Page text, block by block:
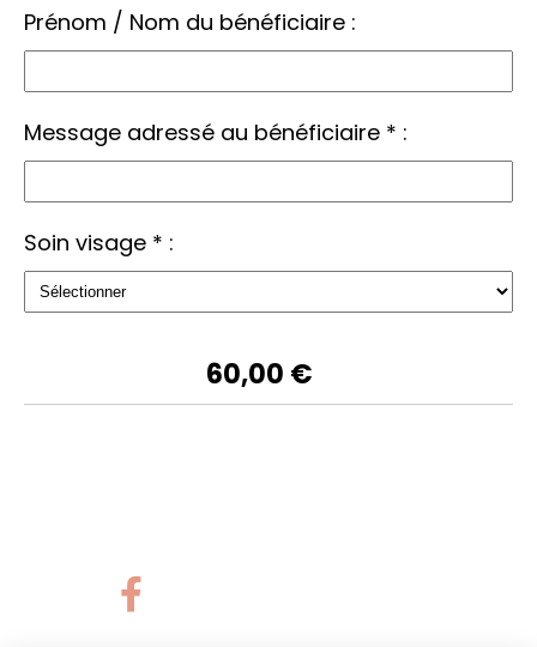
Prénom / Nom du bénéficiaire :
Message adressé au bénéficiaire * :
Soin visage * :
60,00 €
